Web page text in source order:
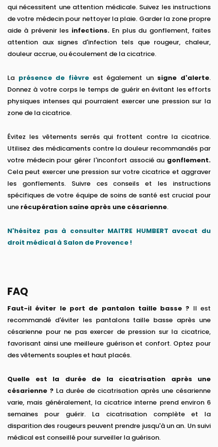
qui nécessitent une attention médicale. Suivez les instructions
de votre médecin pour nettoyer la plaie. Garder la zone propre
aide à prévenir les infections.En plus du gonflement, faites
attention aux signes d'infection tels que rougeur, chaleur,
douleur accrue, ou écoulement de la cicatrice.
La présence de fièvreest également un signe d'alerte.
Donnez à votre corps le temps de guérir en évitant les efforts
physiques intenses qui pourraient exercer une pression sur la
zone de la cicatrice.
Évitez les vêtements serrés qui frottent contre la cicatrice.
Utilisez des médicaments contre la douleur recommandés par
votre médecin pour gérer l'inconfort associé au gonflement.
Cela peut exercer une pression sur votre cicatrice et aggraver
les gonflements. Suivre ces conseils et les instructions
spécifiques de votre équipe de soins de santé est crucial pour
une récupération saine après une césarienne.
N'hésitez pas à consulter MAITRE HUMBERT avocat du
droit médical à Salon de Provence !
FAQ
Faut-il éviter le port de pantalon taille basse ? Il est
recommandé d'éviter les pantalons taille basse après une
césarienne pour ne pas exercer de pression sur la cicatrice,
favorisant ainsi une meilleure guérison et confort. Optez pour
des vêtements souples et haut placés.
Quelle est la durée de la cicatrisation après une
césarienne ? La durée de cicatrisation après une césarienne
varie, mais généralement, la cicatrice interne prend environ 6
semaines pour guérir. La cicatrisation complète et la
disparition des rougeurs peuvent prendre jusqu'à un an. Un suivi
médical est conseillé pour surveiller la guérison.